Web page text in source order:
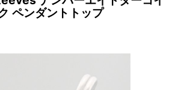
ペンダントトップ